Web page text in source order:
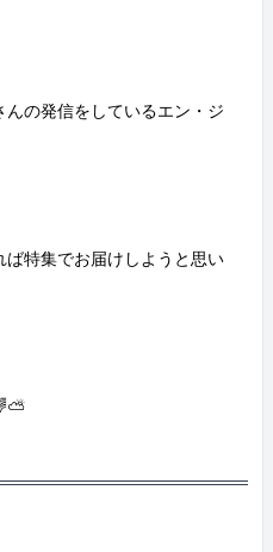
の発信をしているエン・ジ
特集でお届けしようと思い